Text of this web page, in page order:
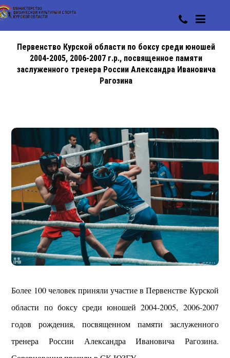
Первенство Курской области по боксу среди юношей
2004-2005, 2006-2007 г.р., посвященное памяти
заслуженного тренера России Александра Ивановича
Рагозина
Более 100 человек приняли участие в Первенстве Курской
области по боксу среди юношей 2004-2005, 2006-2007
годов рождения, посвященном памяти заслуженного
тренера России Александра Ивановича Рагозина.